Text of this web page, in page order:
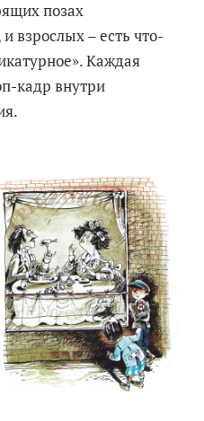
позах
взрослых – есть что-
Каждая
кадр внутри